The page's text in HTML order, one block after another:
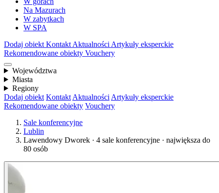
Na Mazurach
W zabytkach
W SPA
Dodaj obiekt Kontakt Aktualności Artykuły eksperckie
Rekomendowane obiekty Vouchery
Województwa
Miasta
Regiony
Dodaj obiekt Kontakt Aktualności Artykuły eksperckie
Rekomendowane obiekty Vouchery
Sale konferencyjne
Lublin
Lawendowy Dworek · 4 sale konferencyjne · największa do
80 osób